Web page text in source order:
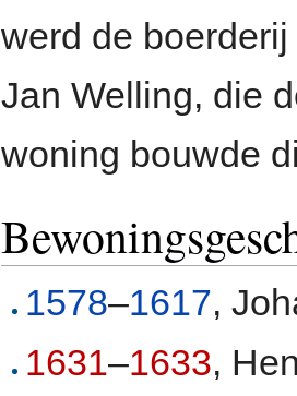
werd de
Jan Welling, die
woning bouwde
1578–1617,
1631–1633,